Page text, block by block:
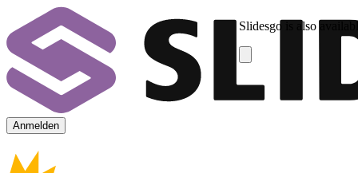
Slidesgo is also
Anmelden